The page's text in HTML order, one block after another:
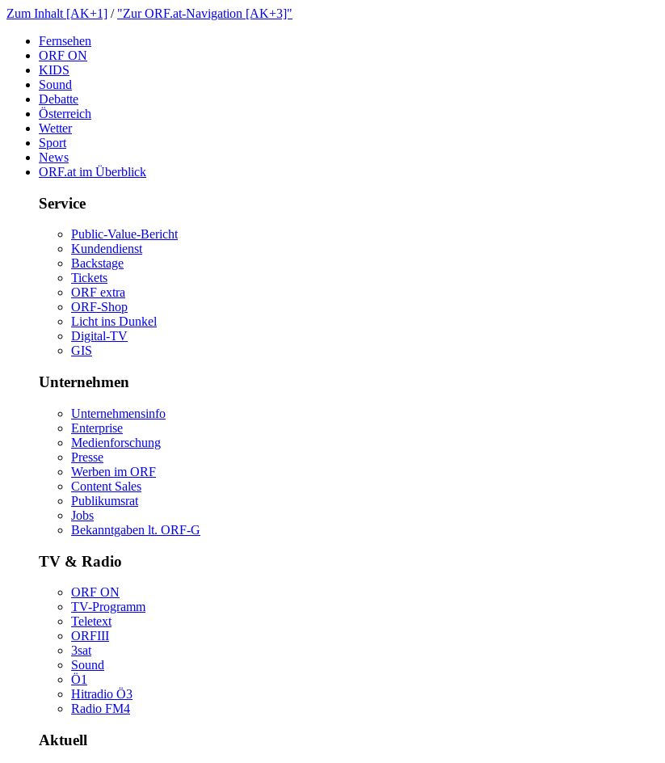
ZumInhalt[AK+1] / "ZurORF.at-Navigation[AK+3]"
Fernsehen
ORFON
KIDS
Sound
Debatte
Österreich
Wetter
Sport
News
ORF.atimÜberblick
Service
Public-Value-Bericht
Kundendienst
Backstage
Tickets
ORFextra
ORF-Shop
LichtinsDunkel
Digital-TV
GIS
Unternehmen
Unternehmensinfo
Enterprise
Medienforschung
Presse
WerbenimORF
ContentSales
Publikumsrat
Jobs
Bekanntgabenlt.ORF-G
TV&Radio
ORFON
TV-Programm
Teletext
ORFIII
3sat
Sound
Ö1
HitradioÖ3
RadioFM4
Aktuell